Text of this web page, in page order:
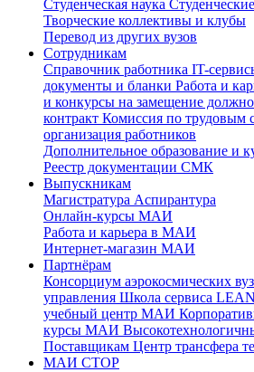
Студенческая наука
Творческие коллективы и клубы
Перевод из других вузов
Сотрудникам
Cправочник работника IT-
документы и бланки Работа и
и конкурсы на замещение
контракт Комиссия по трудовым
организация работников
Дополнительное образование и
Реестр документации СМК
Выпускникам
Магистратура Аспирантура
Онлайн-курсы МАИ
Работа и карьера в МАИ
Интернет-магазин МАИ
Партнёрам
Консорциум аэрокосмических
управления Школа сервиса
учебный центр МАИ
курсы МАИ
Поставщикам Центр трансфера
МАИ СТОР